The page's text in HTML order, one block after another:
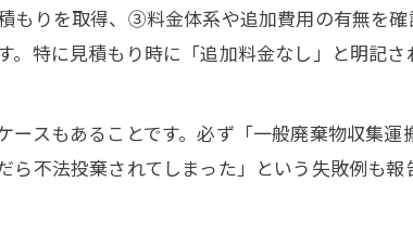
ンジの処分手順と回収依頼
用品回収サービスの選び方
回収日の違いをわかりやすく解説
収日と不用品回収の使い分け方
りを取得、③料金体系や追加費用の有無を
特に見積もり時に「追加料金なし」と明記さ
スもあることです。必ず「一般廃棄物収集
不法投棄されてしまった」という失敗例も報